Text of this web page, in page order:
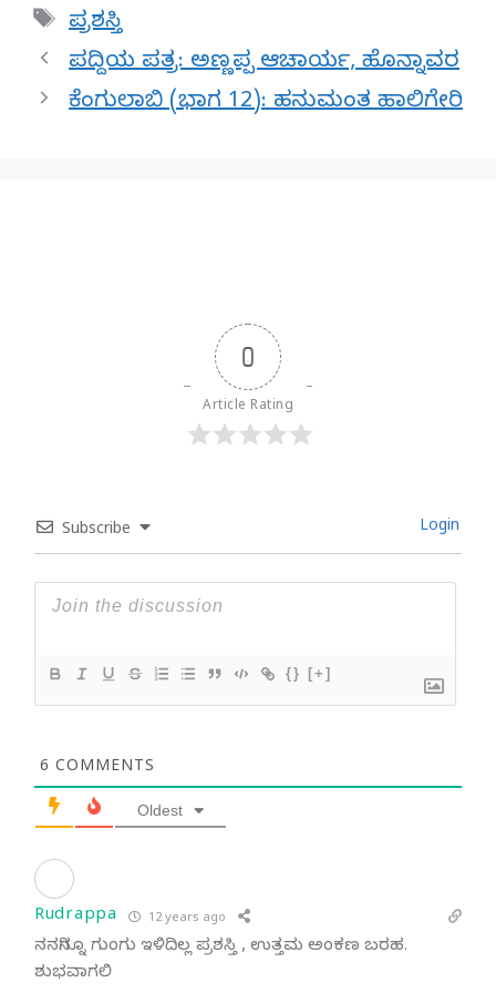
Tags
ಪ್ರಶಸ್ತಿ
ಪದ್ದಿಯ ಪತ್ರ: ಅಣ್ಣಪ್ಪ ಆಚಾರ್ಯ, ಹೊನ್ನಾವರ
ಕೆಂಗುಲಾಬಿ (ಭಾಗ 12): ಹನುಮಂತ ಹಾಲಿಗೇರಿ
0
Article Rating
Subscribe Login
{} [+]
6 COMMENTS
Oldest
Rudrappa 12 years ago
ನನಗಿನ್ನೂ ಗುಂಗು ಇಳಿದಿಲ್ಲ ಪ್ರಶಸ್ತಿ , ಉತ್ತಮ ಅಂಕಣ ಬರಹ.
ಶುಭವಾಗಲಿ